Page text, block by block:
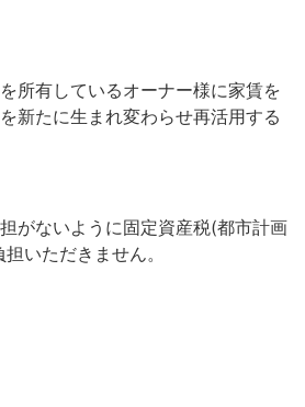
所有しているオーナー様に家賃を
新たに生まれ変わらせ再活用する
がないように固定資産税(都市計画
いただきません。